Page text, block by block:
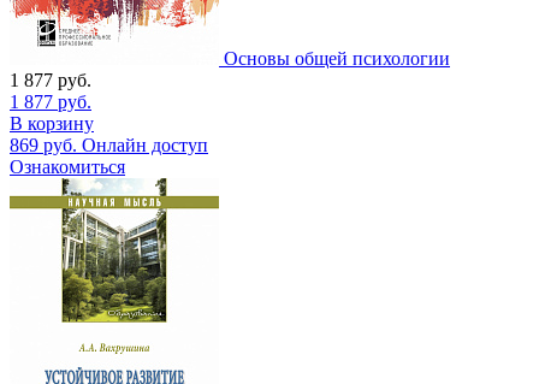
Основы общей психологии
1 877 руб.
1 877 руб.
В корзину
869 руб. Онлайн доступ
Ознакомиться